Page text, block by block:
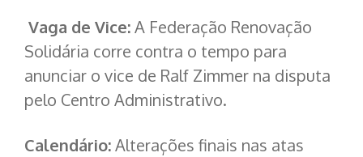
Vaga de Vice:A Federação Renovação
Solidária corre contra o tempo para
anunciar o vice de Ralf Zimmer na disputa
pelo Centro Administrativo.
Calendário:Alterações finais nas atas